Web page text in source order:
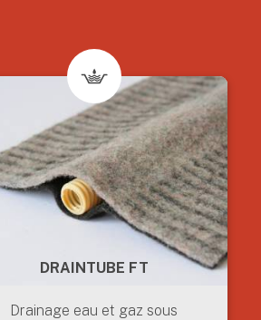
DRAINTUBE FT
Drainage eau et gaz sous